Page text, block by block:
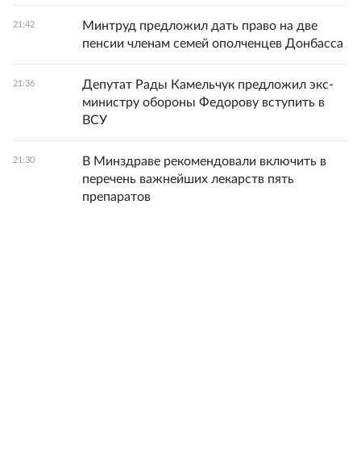
21:42
Минтруд предложил дать право на две
пенсии членам семей ополченцев Донбасса
21:36
Депутат Рады Камельчук предложил экс-
министру обороны Федорову вступить в
ВСУ
21:30
В Минздраве рекомендовали включить в
перечень важнейших лекарств пять
препаратов